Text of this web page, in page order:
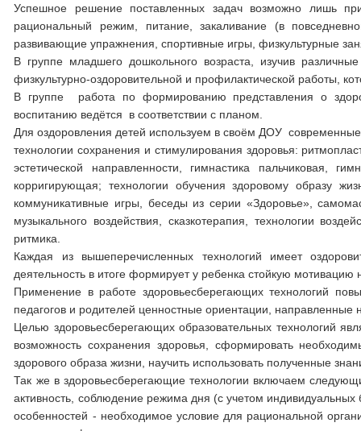
Успешное решение поставленных задач возможно лишь при
рациональный режим, питание, закаливание (в
развивающие упражнения, спортивные игры, физкультурные
В группе младшего дошкольного возраста, изучив
физкультурно-оздоровительной и профилактической работы,
В группе работа по формированию представления о
воспитанию ведётся в соответствии с планом.
Для оздоровления детей используем в своём ДОУ
технологии сохранения и стимулирования здоровья:
эстетической направленности, гимнастика пальчиковая,
корригирующая; технологии обучения здоровому образу
коммуникативные игры, беседы из серии «Здоровье»,
музыкального воздействия, сказкотерапия, технологии
ритмика.
Каждая из вышеперечисленных технологий имеет
деятельность в итоге формирует у ребенка стойкую мотивацию
Применение в работе здоровьесберегающих технологий
педагогов и родителей ценностные ориентации, направленные
Целью здоровьесберегающих образовательных технологий
возможность сохранения здоровья, сформировать
здорового образа жизни, научить использовать полученные
Так же в здоровьесберегающие технологии включаем
активность, соблюдение режима дня (с учетом
особенностей - необходимое условие для рациональной